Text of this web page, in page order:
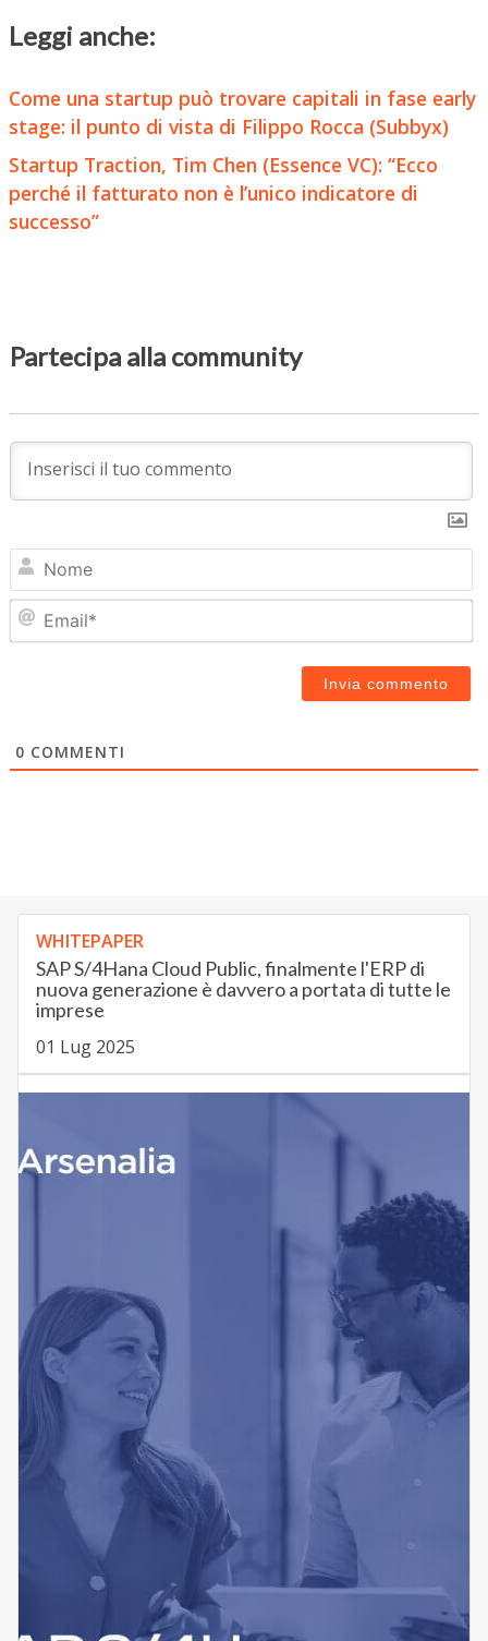
Leggi anche:
Come una startup può trovare capitali in fase early
stage: il punto di vista di Filippo Rocca (Subbyx)
Startup Traction, Tim Chen (Essence VC): “Ecco
perché il fatturato non è l’unico indicatore di
successo”
Partecipa alla community
0 COMMENTI
WHITEPAPER
SAP S/4Hana Cloud Public, finalmente l'ERP di
nuova generazione è davvero a portata di tutte le
imprese
01 Lug 2025